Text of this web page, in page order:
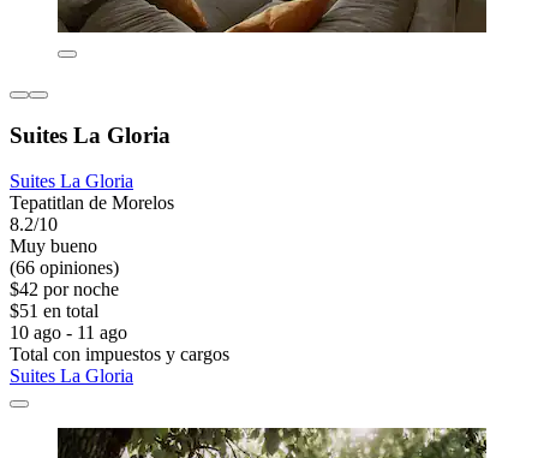
Suites La Gloria
Suites La Gloria
Tepatitlan de Morelos
8.2/10
Muy bueno
(66 opiniones)
$42 por noche
$51 en total
10 ago - 11 ago
Total con impuestos y cargos
Suites La Gloria